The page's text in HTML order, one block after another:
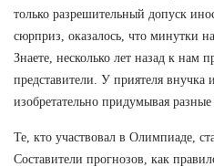
только разрешительный допуск
сюрприз, оказалось, что минутки
Знаете, несколько лет назад к нам
представители. У приятеля внучка
изобретательно придумывая
Те, кто участвовал в Олимпиаде,
Составители прогнозов, как